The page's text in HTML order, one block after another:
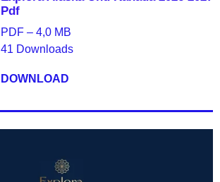
Pdf
PDF – 4,0 MB
41 Downloads
DOWNLOAD